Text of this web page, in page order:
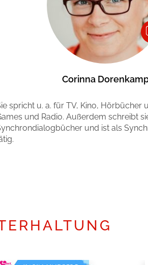
Corinna
spricht u. a. für TV, Kino, Hörbücher
und Radio. Außerdem schreibt
und ist als